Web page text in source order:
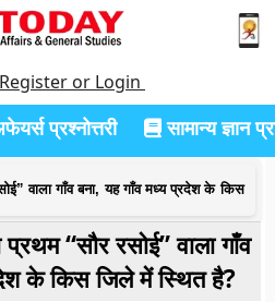
Register or Login
प्रश्नोत्तरी सामान्य ज्ञान
वाला गाँव बना, यह गाँव मध्य प्रदेश के किस
“सौर रसोई” वाला गाँव
के किस जिले में स्थित है?